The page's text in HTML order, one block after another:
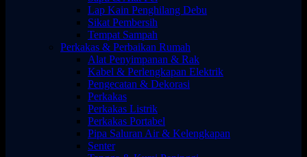
Lap Kain Penghilang Debu
Sikat Pembersih
Tempat Sampah
Perkakas & Perbaikan Rumah
Alat Penyimpanan & Rak
Kabel & Perlengkapan Elektrik
Pengecatan & Dekorasi
Perkakas
Perkakas Listrik
Perkakas Portabel
Pipa Saluran Air & Kelengkapan
Senter